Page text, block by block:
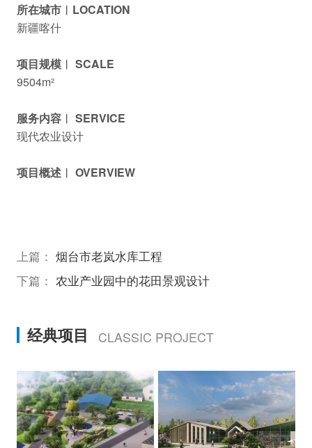
所在城市︱LOCATION
新疆喀什
项目规模︱ SCALE
9504m²
服务内容︱ SERVICE
现代农业设计
项目概述︱ OVERVIEW
上篇： 烟台市老岚水库工程
下篇： 农业产业园中的花田景观设计
经典项目 CLASSIC PROJECT